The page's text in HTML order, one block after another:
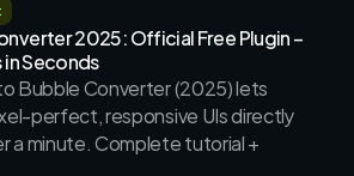
2025: Official Free Plugin –
in Seconds
Bubble Converter (2025) lets
perfect, responsive UIs directly
a minute. Complete tutorial +